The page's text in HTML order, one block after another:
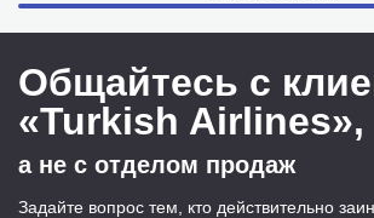
Общайтесь с
«Turkish Airlines»,
а не с отделом продаж
Задайте вопрос тем, кто действительно